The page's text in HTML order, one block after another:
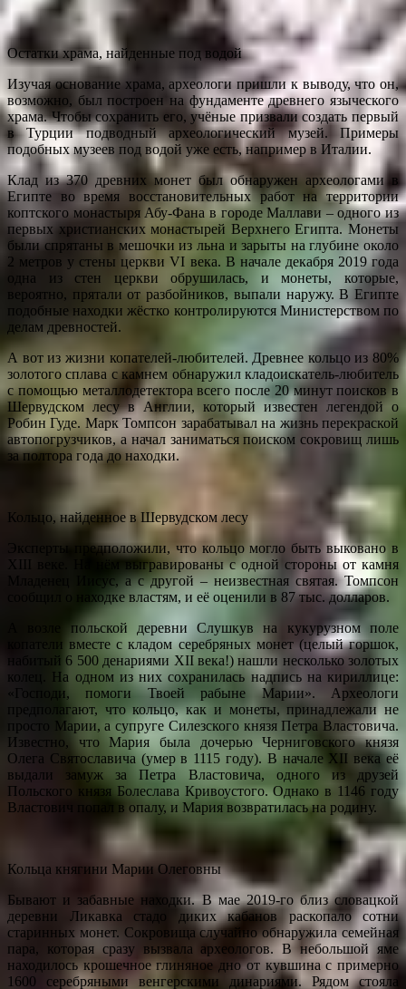
Остатки храма, найденные под водой
Изучая основание храма, археологи пришли к выводу, что он,
возможно, был построен на фундаменте древнего языческого
храма. Чтобы сохранить его, учёные призвали создать первый
в Турции подводный археологический музей. Примеры
подобных музеев под водой уже есть, например в Италии.
Клад из 370 древних монет был обнаружен археологами в
Египте во время восстановительных работ на территории
коптского монастыря Абу-Фана в городе Маллави – одного из
первых христианских монастырей Верхнего Египта. Монеты
были спрятаны в мешочки из льна и зарыты на глубине около
2 метров у стены церкви VІ века. В начале декабря 2019 года
одна из стен церкви обрушилась, и монеты, которые,
вероятно, прятали от разбойников, выпали наружу. В Египте
подобные находки жёстко контролируются Министерством по
делам древностей.
А вот из жизни копателей-любителей. Древнее кольцо из 80%
золотого сплава с камнем обнаружил кладоискатель-любитель
с помощью металлодетектора всего после 20 минут поисков в
Шервудском лесу в Англии, который известен легендой о
Робин Гуде. Марк Томпсон зарабатывал на жизнь перекраской
автопогрузчиков, а начал заниматься поиском сокровищ лишь
за полтора года до находки.
Кольцо, найденное в Шервудском лесу
Эксперты предположили, что кольцо могло быть выковано в
XIII веке. На нём выгравированы с одной стороны от камня
Младенец Иисус, а с другой – неизвестная святая. Томпсон
сообщил о находке властям, и её оценили в 87 тыс. долларов.
А возле польской деревни Слушкув на кукурузном поле
копатели вместе с кладом серебряных монет (целый горшок,
набитый 6 500 денариями XII века!) нашли несколько золотых
колец. На одном из них сохранилась надпись на кириллице:
«Господи, помоги Твоей рабыне Марии». Археологи
предполагают, что кольцо, как и монеты, принадлежали не
просто Марии, а супруге Силезского князя Петра Властовича.
Известно, что Мария была дочерью Черниговского князя
Олега Святославича (умер в 1115 году). В начале XII века её
выдали замуж за Петра Властовича, одного из друзей
Польского князя Болеслава Кривоустого. Однако в 1146 году
Властович попал в опалу, и Мария возвратилась на родину.
Кольца княгини Марии Олеговны
Бывают и забавные находки. В мае 2019-го близ словацкой
деревни Ликавка стадо диких кабанов раскопало сотни
старинных монет. Сокровища случайно обнаружила семейная
пара, которая сразу вызвала археологов. В небольшой яме
находилось крошечное глиняное дно от кувшина с примерно
1600 серебряными венгерскими динариями. Рядом стояла